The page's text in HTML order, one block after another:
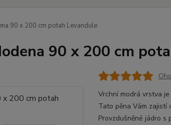
90 x 200 cm potah Levandule
90 x 200 cm
Vrchní modrá vrstva
Tato pěna Vám zajistí
Provzdušněné jádro s